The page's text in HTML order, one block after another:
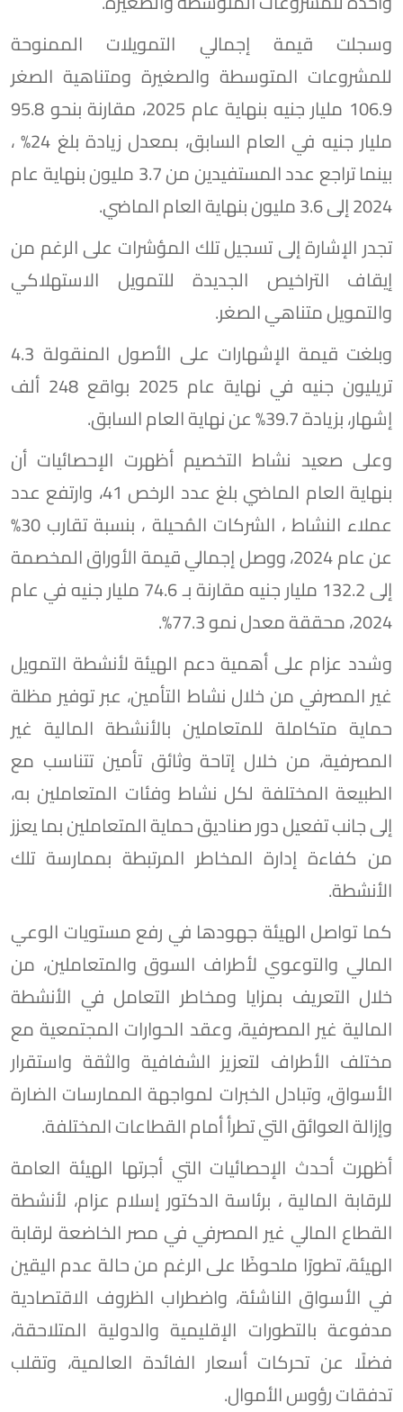
وسجلت قيمة إجمالي التمويلات الممنوحة
للمشروعات المتوسطة والصغيرة ومتناهية الصغر
106.9 مليار جنيه بنهاية عام 2025، مقارنة بنحو 95.8
مليار جنيه في العام السابق، بمعدل زيادة بلغ 24% ،
بينما تراجع عدد المستفيدين من 3.7 مليون بنهاية عام
2024 إلى 3.6 مليون بنهاية العام الماضي.
تجدر الإشارة إلى تسجيل تلك المؤشرات على الرغم من
إيقاف التراخيص الجديدة للتمويل الاستهلاكي
والتمويل متناهي الصغر.
وبلغت قيمة الإشهارات على الأصول المنقولة 4.3
تريليون جنيه في نهاية عام 2025 بواقع 248 ألف
إشهار، بزيادة 39.7% عن نهاية العام السابق.
وعلى صعيد نشاط التخصيم أظهرت الإحصائيات أن
بنهاية العام الماضي بلغ عدد الرخص 41، وارتفع عدد
عملاء النشاط ، الشركات المُحيلة ، بنسبة تقارب 30%
عن عام 2024، ووصل إجمالي قيمة الأوراق المخصمة
إلى 132.2 مليار جنيه مقارنة بـ 74.6 مليار جنيه في عام
2024، محققة معدل نمو 77.3%.
وشدد عزام على أهمية دعم الهيئة لأنشطة التمويل
غير المصرفي من خلال نشاط التأمين، عبر توفير مظلة
حماية متكاملة للمتعاملين بالأنشطة المالية غير
المصرفية، من خلال إتاحة وثائق تأمين تتناسب مع
الطبيعة المختلفة لكل نشاط وفئات المتعاملين به،
إلى جانب تفعيل دور صناديق حماية المتعاملين بما يعزز
من كفاءة إدارة المخاطر المرتبطة بممارسة تلك
الأنشطة.
كما تواصل الهيئة جهودها في رفع مستويات الوعي
المالي والتوعوي لأطراف السوق والمتعاملين، من
خلال التعريف بمزايا ومخاطر التعامل في الأنشطة
المالية غير المصرفية، وعقد الحوارات المجتمعية مع
مختلف الأطراف لتعزيز الشفافية والثقة واستقرار
الأسواق، وتبادل الخبرات لمواجهة الممارسات الضارة
وإزالة العوائق التي تطرأ أمام القطاعات المختلفة.
أظهرت أحدث الإحصائيات التي أجرتها الهيئة العامة
للرقابة المالية ، برئاسة الدكتور إسلام عزام، لأنشطة
القطاع المالي غير المصرفي في مصر الخاضعة لرقابة
الهيئة، تطورًا ملحوظًا على الرغم من حالة عدم اليقين
في الأسواق الناشئة، واضطراب الظروف الاقتصادية
مدفوعة بالتطورات الإقليمية والدولية المتلاحقة،
فضلًا عن تحركات أسعار الفائدة العالمية، وتقلب
تدفقات رؤوس الأموال.